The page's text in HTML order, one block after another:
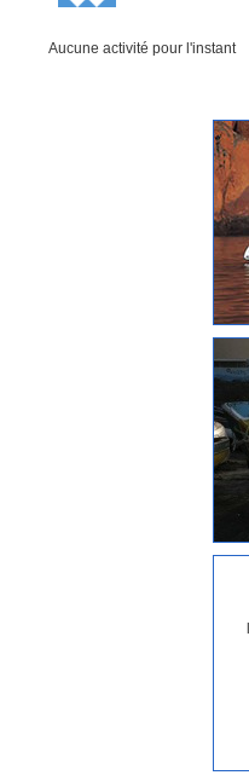
Aucune activité pour l'instant